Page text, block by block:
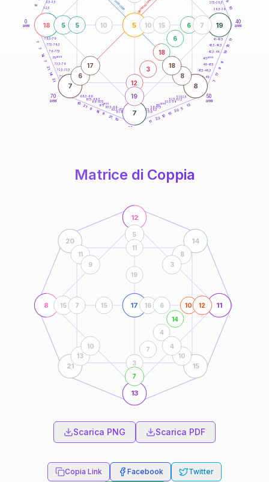
0
anni
40
anni
50
anni
60
70
anni
1-2,5
2,5-3,5 37,5-38,5
38,5-39
41-42,5
42,5-43,5
43,5-44
46-47,5
47,5-48,5
48,5-49
51-52,5
52,5-53,5
53,5-54
56-57,5
57,5-58,5
58,5-59
61-62,5
62,5-63,5
63,5-64
66-67,5
67,5-68,5
68,5-69
71-72,5
72,5-73,5
73,5-74
76-77,5
77,5-78,5
78,5-79
6
9
10
11
10
19
9
8
17
7
13
5
20
15
10
22
11
10
21
8
14
8
21
10
21
14
21
7
14
7
7
18 19
7
5
7 8
12
3
18
6
6
5 7
19
5 10 15
10
6
17
8
18
45anni
55anni
65anni
75anni
Matrice di Coppia
8
12
11
13
17
20 14
21 15
3
7
4
14
10
15
5
12
7
7
11
16 6
15
19
11
9
8
3
13
10
10
4
Scarica PNG Scarica PDF
Copia Link Facebook Twitter